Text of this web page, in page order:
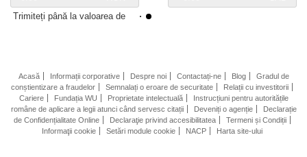
Trimiteți până la valoarea de
Acasă Informații corporative Despre noi Contactați-ne Blog
Gradul de
conștientizare a fraudelor
Semnalați o eroare de securitate
Relații cu investitorii
Cariere
Fundația WU Proprietate intelectuală
Instrucțiuni pentru autoritățile
române de aplicare a legii atunci când servesc citații
Deveniți o agenție
Declarație
de Confidențialitate Online
Declaraţie privind accesibilitatea
Termeni și Condiții
Informaţii cookie
Setări module cookie NACP Harta site-ului